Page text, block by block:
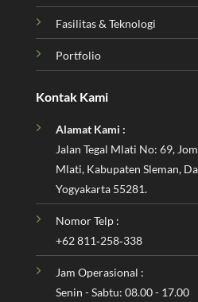
Fasilitas & Teknologi
Portfolio
Kontak Kami
Alamat Kami :
Jalan Tegal Mlati No: 69,
Mlati, Kabupaten Sleman,
Yogyakarta 55281.
Nomor Telp :
‪+62 811‑258‑338‬
Jam Operasional :
Senin - Sabtu: 08.00 - 17.00